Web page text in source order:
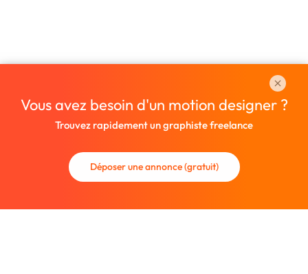
Vous avez besoin d'un motion designer ?
Trouvez rapidement un graphiste freelance
Déposer une annonce (gratuit)